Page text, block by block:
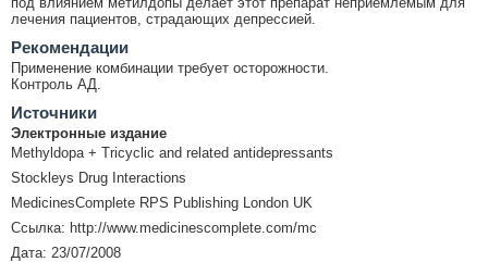
лечения пациентов, страдающих депрессией.
Рекомендации
Применение комбинации требует осторожности.
Контроль АД.
Источники
Электронные издание
Methyldopa + Tricyclic and related antidepressants
Stockleys Drug Interactions
MedicinesComplete RPS Publishing London UK
Ссылка: http://www.medicinescomplete.com/mc
Дата: 23/07/2008